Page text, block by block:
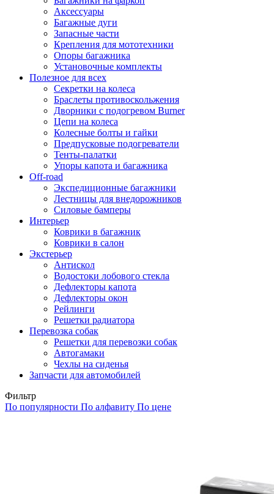
Аксессуары
Багажные дуги
Запасные части
Крепления для мототехники
Опоры багажника
Установочные комплекты
Полезное для всех
Секретки на колеса
Браслеты противоскольжения
Дворники с подогревом Burner
Цепи на колеса
Колесные болты и гайки
Предпусковые подогреватели
Тенты-палатки
Упоры капота и багажника
Off-road
Экспедиционные багажники
Лестницы для внедорожников
Силовые бамперы
Интерьер
Коврики в багажник
Коврики в салон
Экстерьер
Антискол
Водостоки лобового стекла
Дефлекторы капота
Дефлекторы окон
Рейлинги
Решетки радиатора
Перевозка собак
Решетки для перевозки собак
Автогамаки
Чехлы на сиденья
Запчасти для автомобилей
Фильтр
По популярности По алфавиту По цене